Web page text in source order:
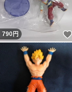
790円